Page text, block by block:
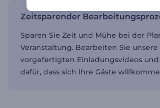
Zeitsparender
Sparen Sie Zeit und Mühe bei der
Veranstaltung. Bearbeiten Sie unsere
vorgefertigten Einladungsvideos und
dafür, dass sich Ihre Gäste